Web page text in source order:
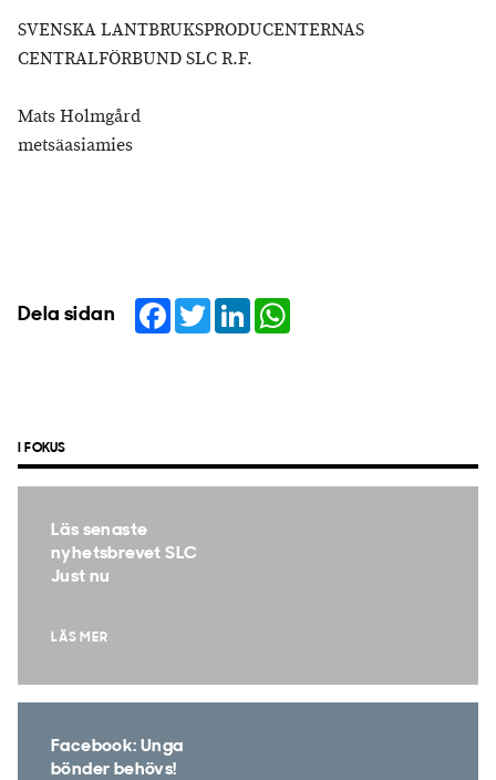
SVENSKA LANTBRUKSPRODUCENTERNAS
CENTRALFÖRBUND SLC R.F.
Mats Holmgård
metsäasiamies
Dela sidan Facebook
TwitterLinkedIn
I FOKUS
Läs senaste
nyhetsbrevet SLC
Just nu
LÄS MER
Facebook: Unga
bönder behövs!